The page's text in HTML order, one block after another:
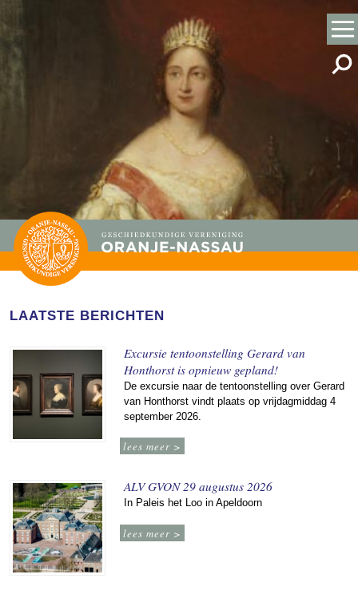
LAATSTE BERICHTEN
Excursie tentoonstelling Gerard van
Honthorst is opnieuw gepland!
De excursie naar de tentoonstelling over Gerard
van Honthorst vindt plaats op vrijdagmiddag 4
september 2026.
lees meer >
ALV GVON 29 augustus 2026
In Paleis het Loo in Apeldoorn
lees meer >